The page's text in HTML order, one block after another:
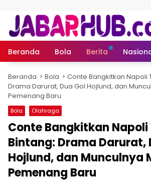
Beranda Bola Berita
Beranda Bola
Conte Bangkitkan Napoli
Drama Darurat, Dua Gol Hojlund, dan
Pemenang Baru
Bola Olahraga
Conte Bangkitkan Napoli
Bintang: Drama Darurat,
Hojlund, dan Munculnya
Pemenang Baru